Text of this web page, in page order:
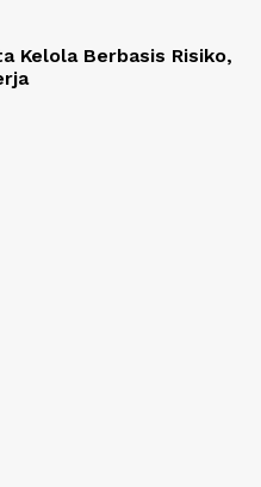
Kelola Berbasis Risiko,